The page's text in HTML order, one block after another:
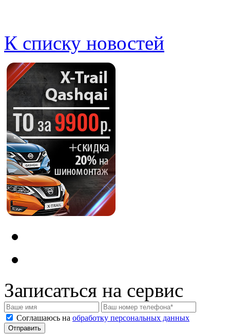
К списку новостей
Записаться на сервис
Соглашаюсь на обработку персональных данных